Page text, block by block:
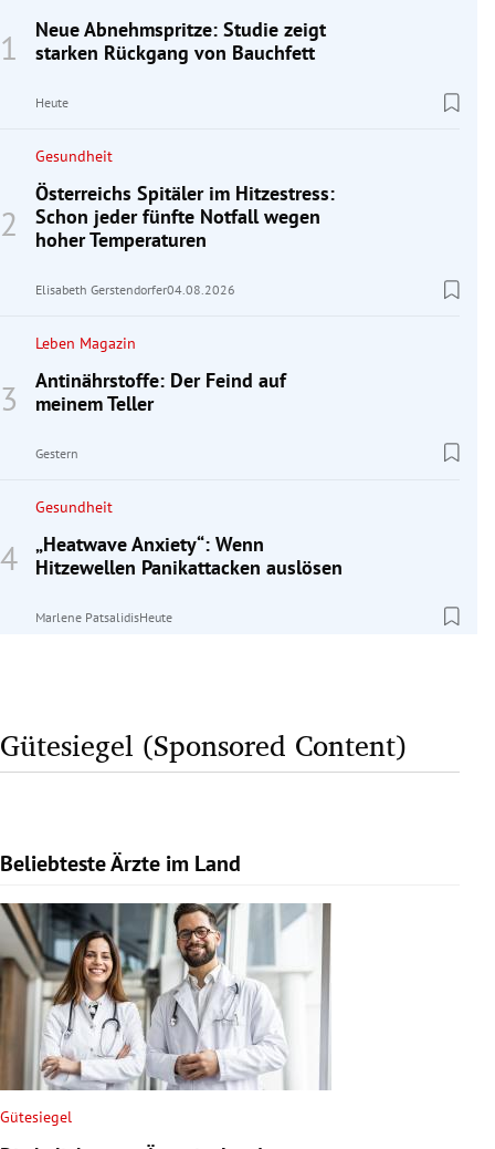
Neue Abnehmspritze: Studie zeigt
starken Rückgang von Bauchfett
Heute
Gesundheit
Österreichs Spitäler im Hitzestress:
Schon jeder fünfte Notfall wegen
hoher Temperaturen
Elisabeth Gerstendorfer04.08.2026
Leben Magazin
Antinährstoffe: Der Feind auf
meinem Teller
Gestern
Gesundheit
„Heatwave Anxiety“: Wenn
Hitzewellen Panikattacken auslösen
Marlene PatsalidisHeute
Gütesiegel (Sponsored Content)
Beliebteste Ärzte im Land
Slide 1 von 1
Gütesiegel